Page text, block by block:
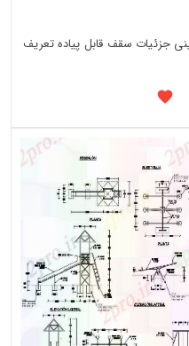
جزئیات سقف قابل پیاده تعریف